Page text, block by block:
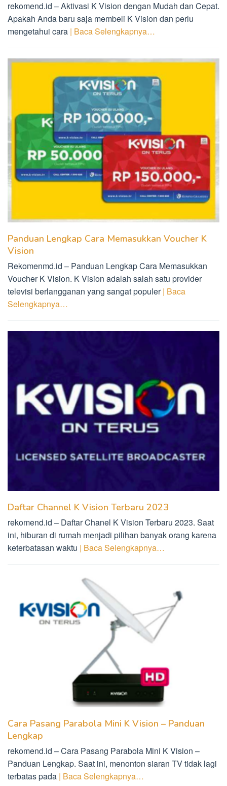
rekomend.id – Aktivasi K Vision dengan Mudah dan Cepat.
Apakah Anda baru saja membeli K Vision dan perlu
mengetahui cara | Baca Selengkapnya…
Panduan Lengkap Cara Memasukkan Voucher K
Vision
Rekomenmd.id – Panduan Lengkap Cara Memasukkan
Voucher K Vision. K Vision adalah salah satu provider
televisi berlangganan yang sangat populer| Baca
Selengkapnya…
Daftar Channel K Vision Terbaru 2023
rekomend.id – Daftar Chanel K Vision Terbaru 2023. Saat
ini, hiburan di rumah menjadi pilihan banyak orang karena
keterbatasan waktu | Baca Selengkapnya…
Cara Pasang Parabola Mini K Vision – Panduan
Lengkap
rekomend.id – Cara Pasang Parabola Mini K Vision –
Panduan Lengkap. Saat ini, menonton siaran TV tidak lagi
terbatas pada | Baca Selengkapnya…